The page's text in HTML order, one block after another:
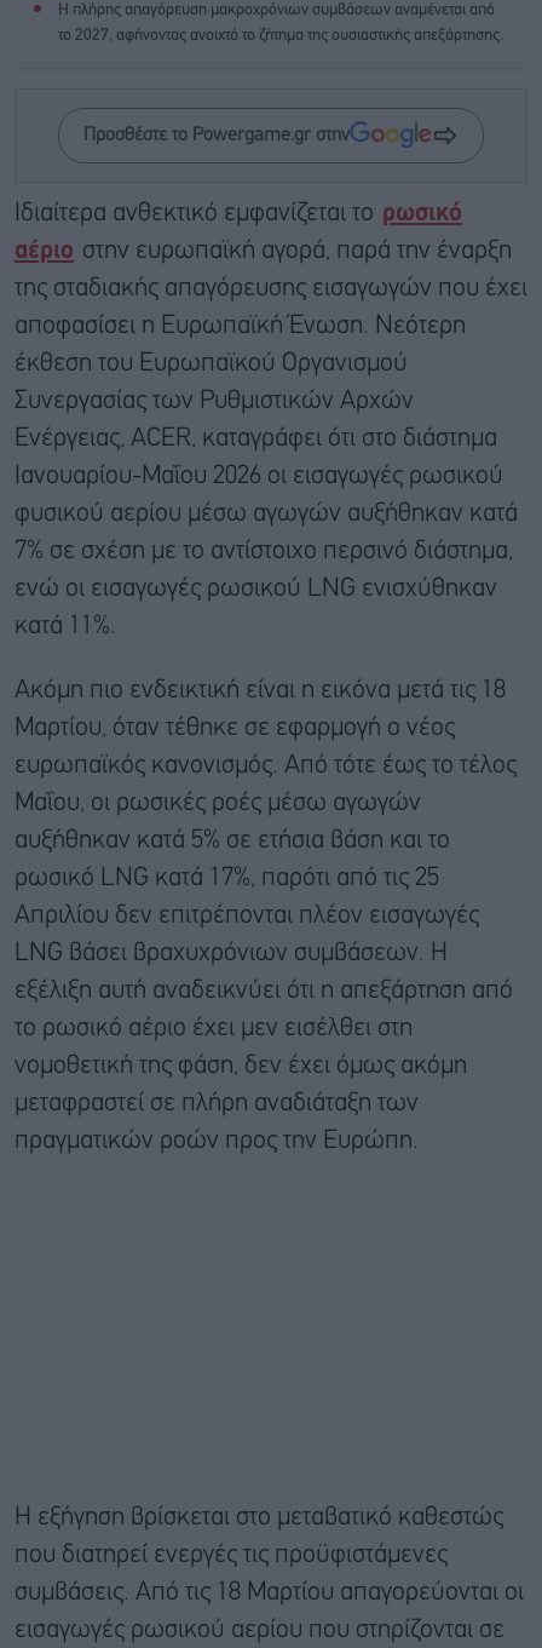
Η πλήρης απαγόρευση μακροχρόνιων συμβάσεων αναμένεται από
το 2027, αφήνοντας ανοιχτό το ζήτημα της ουσιαστικής απεξάρτησης.
Προσθέστε το Powergame.gr στην
Ιδιαίτερα ανθεκτικό εμφανίζεται το ρωσικό
αέριο στην ευρωπαϊκή αγορά, παρά την έναρξη
της σταδιακής απαγόρευσης εισαγωγών που έχει
αποφασίσει η Ευρωπαϊκή Ένωση. Νεότερη
έκθεση του Ευρωπαϊκού Οργανισμού
Συνεργασίας των Ρυθμιστικών Αρχών
Ενέργειας, ACER, καταγράφει ότι στο διάστημα
Ιανουαρίου-Μαΐου 2026 οι εισαγωγές ρωσικού
φυσικού αερίου μέσω αγωγών αυξήθηκαν κατά
7% σε σχέση με το αντίστοιχο περσινό διάστημα,
ενώ οι εισαγωγές ρωσικού LNG ενισχύθηκαν
κατά 11%.
Ακόμη πιο ενδεικτική είναι η εικόνα μετά τις 18
Μαρτίου, όταν τέθηκε σε εφαρμογή ο νέος
ευρωπαϊκός κανονισμός. Από τότε έως το τέλος
Μαΐου, οι ρωσικές ροές μέσω αγωγών
αυξήθηκαν κατά 5% σε ετήσια βάση και το
ρωσικό LNG κατά 17%, παρότι από τις 25
Απριλίου δεν επιτρέπονται πλέον εισαγωγές
LNG βάσει βραχυχρόνιων συμβάσεων. Η
εξέλιξη αυτή αναδεικνύει ότι η απεξάρτηση από
το ρωσικό αέριο έχει μεν εισέλθει στη
νομοθετική της φάση, δεν έχει όμως ακόμη
μεταφραστεί σε πλήρη αναδιάταξη των
πραγματικών ροών προς την Ευρώπη.
Η εξήγηση βρίσκεται στο μεταβατικό καθεστώς
που διατηρεί ενεργές τις προϋφιστάμενες
συμβάσεις. Από τις 18 Μαρτίου απαγορεύονται οι
εισαγωγές ρωσικού αερίου που στηρίζονται σε